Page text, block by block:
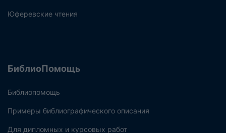
Юферевские чтения
БиблиоПомощь
Библиопомощь
Примеры библиографического описания
Для дипломных и курсовых работ